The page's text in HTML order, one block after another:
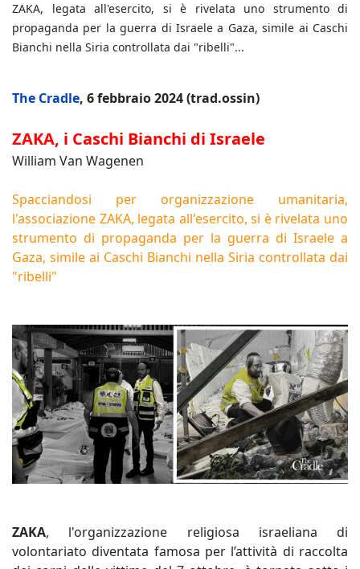
ZAKA, legata all'esercito, si è rivelata uno strumento di
propaganda per la guerra di Israele a Gaza, simile ai Caschi
Bianchi nella Siria controllata dai "ribelli"...
The Cradle, 6 febbraio 2024 (trad.ossin)
ZAKA, i Caschi Bianchi di Israele
William Van Wagenen
Spacciandosi per organizzazione umanitaria,
l'associazione ZAKA, legata all'esercito, si è rivelata uno
strumento di propaganda per la guerra di Israele a
Gaza, simile ai Caschi Bianchi nella Siria controllata dai
"ribelli"
ZAKA, l'organizzazione religiosa israeliana di
volontariato diventata famosa per l’attività di raccolta